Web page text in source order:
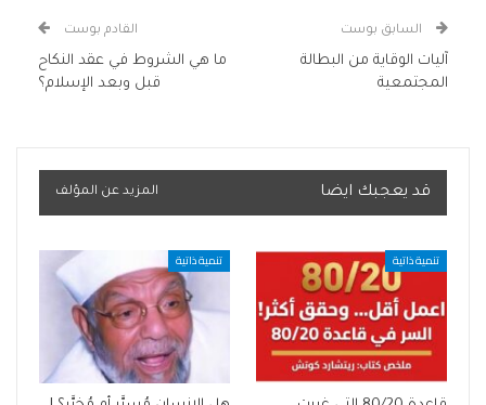
السابق بوست
آليات الوقاية من البطالة
المجتمعية
القادم بوست
ما هي الشروط في عقد النكاح
قبل وبعد الإسلام؟
قد يعجبك ايضا المزيد عن المؤلف
تنمية ذاتية تنمية ذاتية